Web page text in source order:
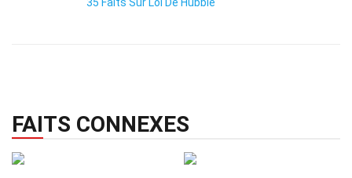
FAITS CONNEXES